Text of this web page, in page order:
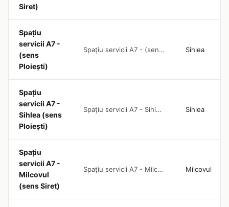
Siret)
Spațiu
servicii A7 -
(sens
Ploiești)
Spațiu servicii A7 - (sens Ploiești) Sihlea
Spațiu
servicii A7 -
Sihlea (sens
Ploiești)
Spațiu servicii A7 - Sihlea (sens Ploiești) Sihlea
Spațiu
servicii A7 -
Milcovul
(sens Siret)
Spațiu servicii A7 - Milcovul (sens Siret) Milcovul